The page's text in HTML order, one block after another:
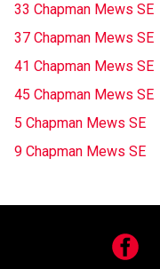
33 Chapman Mews SE
37 Chapman Mews SE
41 Chapman Mews SE
45 Chapman Mews SE
5 Chapman Mews SE
9 Chapman Mews SE
Facebook